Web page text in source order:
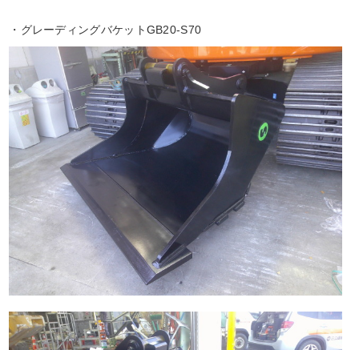
・グレーディングバケットGB20-S70